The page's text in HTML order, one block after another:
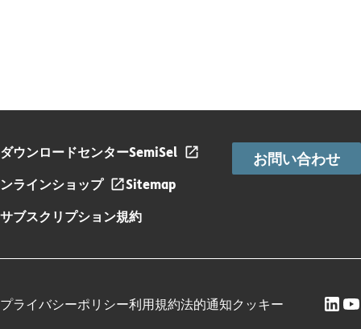
ダウンロードセンターSemiSel
ンラインショップ
Sitemap
サブスクリプション規約
お問い合わせ
プライバシーポリシー利用規約法的通知クッキー